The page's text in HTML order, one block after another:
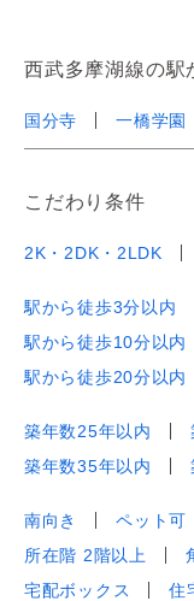
西武多摩湖線の駅
国分寺 一橋学園
こだわり条件
2K・2DK・2LDK
駅から徒歩3分以内
駅から徒歩10分以内
駅から徒歩20分以内
築年数25年以内
築年数35年以内
南向き ペット可
所在階 2階以上
宅配ボックス
住